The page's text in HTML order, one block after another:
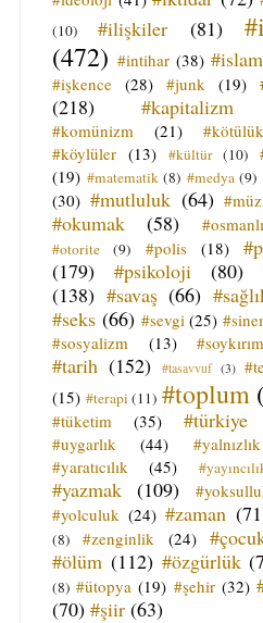
(10)
#ilişkiler (81)
(472) #intihar (38) #islam
#işkence (28) #junk (19)
(218)
#kapitalizm
#komünizm (21) #kötülük
#köylüler (13) #kültür (10)
(19) #matematik (8) #medya (9)
(30) #mutluluk (64)
#okumak (58) #osmanlı
#otorite (9) #polis (18)
(179)
#psikoloji (80)
(138) #savaş (66)
#seks (66) #sevgi (25)
#sosyalizm
(13) #soykırım
#tarih (152) #tasavvuf (3)
(15) #terapi (11) #toplum
#tüketim (35) #türkiye
#uygarlık (44) #yalnızlık
#yaratıcılık
(45)
#yazmak (109)
#yolculuk (24) #zaman
(8)
#zenginlik (24)
#ölüm (112) #özgürlük
(8) #ütopya (19) #şehir (32)
(70) #şiir (63)